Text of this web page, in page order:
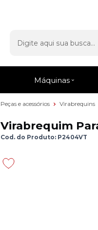
Máquinas
Peças e acessórios Virabrequins
Virabrequim
Cod. do Produto: P2404VT